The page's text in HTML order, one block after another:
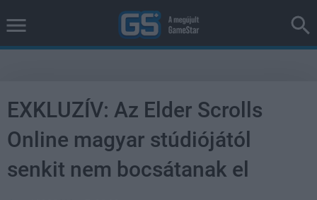
EXKLUZÍV: Az Elder Scrolls
Online magyar stúdiójától
senkit nem bocsátanak el